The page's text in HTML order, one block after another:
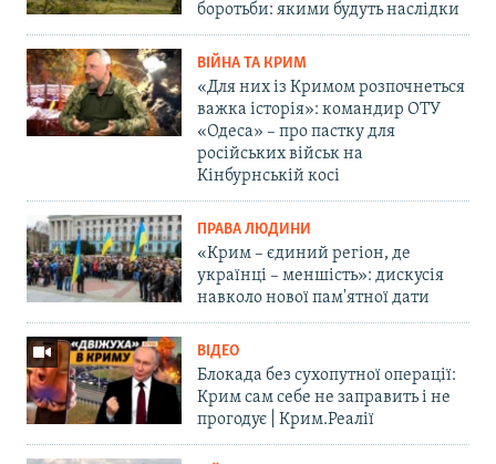
боротьби: якими будуть наслідки
ВІЙНА ТА КРИМ
«Для них із Кримом розпочнеться
важка історія»: командир ОТУ
«Одеса» – про пастку для
російських військ на
Кінбурнській косі
ПРАВА ЛЮДИНИ
«Крим – єдиний регіон, де
українці – меншість»: дискусія
навколо нової пам'ятної дати
ВІДЕО
Блокада без сухопутної операції:
Крим сам себе не заправить і не
прогодує | Крим.Реалії